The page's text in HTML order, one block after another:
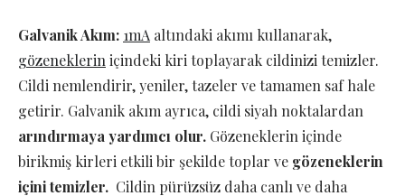
Galvanik Akım: 1mA altındaki akımı kullanarak,
gözenekleriniçindeki kiri toplayarak cildinizi temizler.
Cildi nemlendirir, yeniler, tazeler ve tamamen saf hale
getirir. Galvanik akım ayrıca, cildi siyah noktalardan
arındırmaya yardımcı olur. Gözeneklerin içinde
birikmiş kirleri etkili bir şekilde toplar ve gözeneklerin
içini temizler. Cildin pürüzsüz daha canlı ve daha